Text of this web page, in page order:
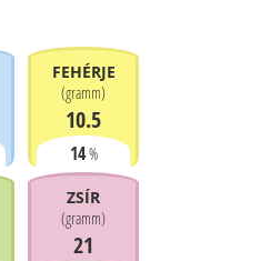
FEHÉRJE
(gramm)
10.5
14%
ZSÍR
(gramm)
21